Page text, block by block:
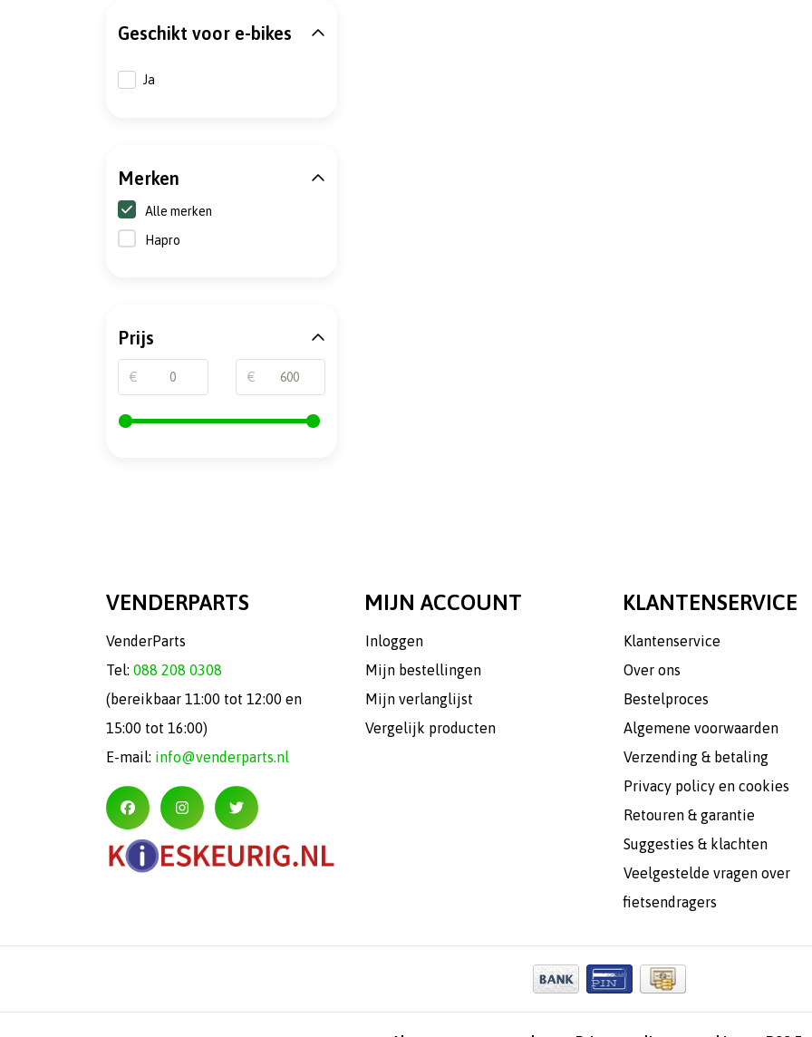
Geschikt voor e-bikes
Ja
Merken
Alle merken
Hapro
Prijs
€ €
VENDERPARTS
VenderParts
Tel: 088 208 0308
(bereikbaar 11:00 tot 12:00 en
15:00 tot 16:00)
E-mail: info@venderparts.nl
MIJN ACCOUNT
Inloggen
Mijn bestellingen
Mijn verlanglijst
Vergelijk producten
KLANTENSERVICE
Klantenservice
Over ons
Bestelproces
Algemene voorwaarden
Verzending & betaling
Privacy policy en cookies
Retouren & garantie
Suggesties & klachten
Veelgestelde vragen over
fietsendragers